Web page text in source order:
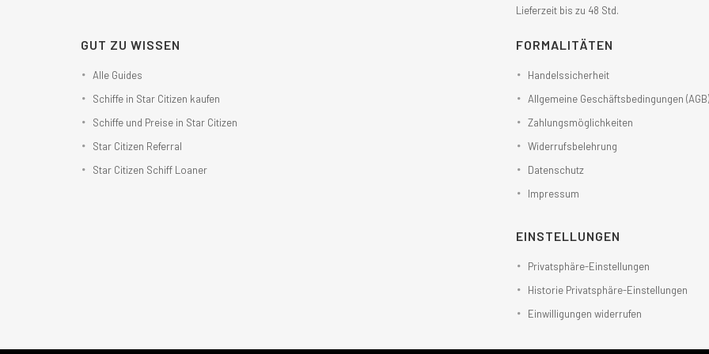
Lieferzeit bis zu 48 Std.
GUT ZU WISSEN
Alle Guides
Schiffe in Star Citizen kaufen
Schiffe und Preise in Star Citizen
Star Citizen Referral
Star Citizen Schiff Loaner
FORMALITÄTEN
Handelssicherheit
Allgemeine Geschäftsbedingungen (AGB)
Zahlungsmöglichkeiten
Widerrufsbelehrung
Datenschutz
Impressum
EINSTELLUNGEN
Privatsphäre-Einstellungen
Historie Privatsphäre-Einstellungen
Einwilligungen widerrufen